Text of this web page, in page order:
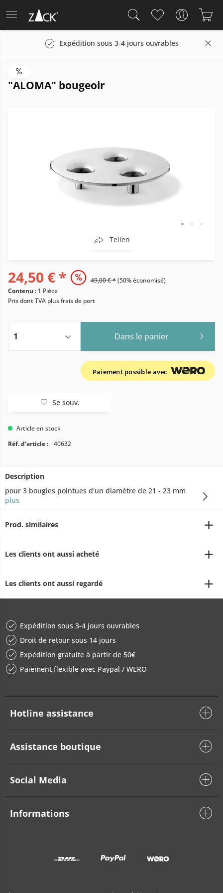
Expédition sous 3-4 jours ouvrables
"ALOMA" bougeoir
Teilen
24,50 € * 49,00 € *(50% économisé)
Contenu : 1 Pièce
Prix dont TVA plus frais de port
Dans le panier
Paiement possible avec
Se souv.
Article en stock
Réf. d'article :
40632
Description
pour 3 bougies pointues d'un diamètre de 21 - 23 mm
plus
Prod. similaires
Les clients ont aussi acheté
Les clients ont aussi regardé
Expédition sous 3-4 jours ouvrables
Droit de retour sous 14 jours
Expédition gratuite à partir de 50€
Paiement flexible avec Paypal / WERO
Hotline assistance
Assistance boutique
Social Media
Informations